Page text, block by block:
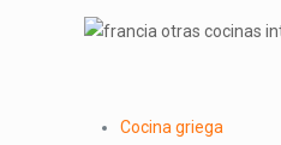
Cocina griega